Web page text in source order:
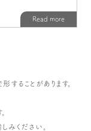
ることがあります。
みください。